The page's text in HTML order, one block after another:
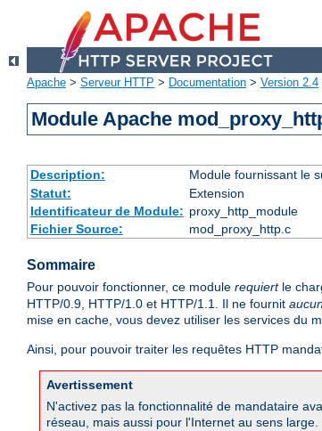
Apache > Serveur HTTP > Documentation > Version 2.4
Module Apache
Description: Module fournissant le
Statut:
Extension
Identificateur de Module: proxy_http_module
Fichier Source:
mod_proxy_http.c
Sommaire
Pour pouvoir fonctionner, ce module requiertle
HTTP/0.9, HTTP/1.0 et HTTP/1.1. Il ne fournit
mise en cache, vous devez utiliser les services du
Ainsi, pour pouvoir traiter les requêtes HTTP
Avertissement
N'activez pas la fonctionnalité de mandataire
réseau, mais aussi pour l'Internet au sens large.